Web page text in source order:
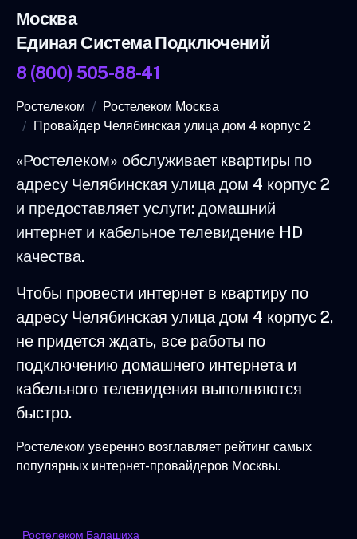
Москва
Единая Система Подключений
8 (800) 505-88-41
Ростелеком
Ростелеком Москва
Провайдер Челябинская улица дом 4 корпус 2
«Ростелеком» обслуживает квартиры по
адресу Челябинская улица дом 4 корпус 2
и предоставляет услуги: домашний
интернет и кабельное телевидение HD
качества.
Чтобы провести интернет в квартиру по
адресу Челябинская улица дом 4 корпус 2,
не придется ждать, все работы по
подключению домашнего интернета и
кабельного телевидения выполняются
быстро.
Ростелеком уверенно возглавляет рейтинг самых
популярных интернет-провайдеров Москвы.
Ростелеком Балашиха